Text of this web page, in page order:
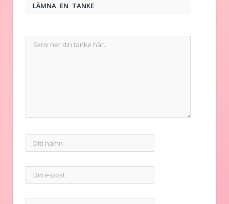
LÄMNA EN TANKE